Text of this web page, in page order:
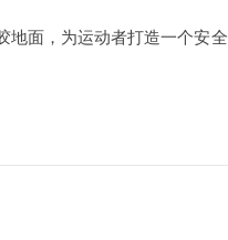
面，为运动者打造一个安